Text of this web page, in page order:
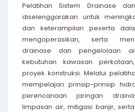
Pelatihan Sistem Drainase
diselenggarakan untuk
dan keterampilan peserta
mengoperasikan, serta
drainase dan pengelolaan
kebutuhan kawasan
proyek konstruksi. Melalui
mempelajari prinsip-prinsip
perencanaan jaringan
limpasan air, mitigasi banjir,